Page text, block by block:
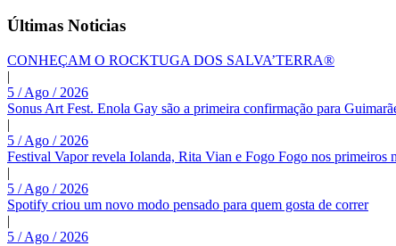
Últimas Noticias
CONHEÇAM O ROCKTUGA DOS SALVA’TERRA®
|
5 / Ago / 2026
Sonus Art Fest. Enola Gay são a primeira confirmação para
|
5 / Ago / 2026
Festival Vapor revela Iolanda, Rita Vian e Fogo Fogo nos primeiros
|
5 / Ago / 2026
Spotify criou um novo modo pensado para quem gosta de correr
|
5 / Ago / 2026